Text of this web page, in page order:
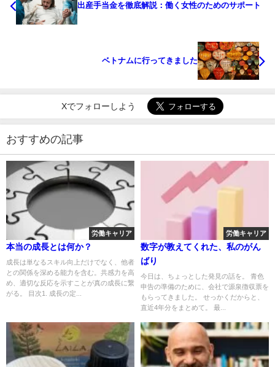
出産手当金を徹底解説：働く女性のためのサポート
ベトナムに行ってきました
Xでフォローしよう
おすすめの記事
労働キャリア
本当の成長とは何か？
成長は単なるスキル向上だけでなく、他者
との関係を深める能力を含む。共感力を高
め、適切な反応を示すことが真の成長に繋
がる。 目次1. 成長の定...
労働キャリア
数字が教えてくれた、私のがん
ばり
今日は、ちょっとした発見の話を。 青色
申告の準備のために、会社で源泉徴収票を
もらってきました。 せっかくだからと、
直近4年分をまとめて。 最...